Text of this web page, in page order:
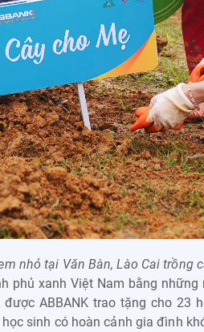
nhỏ tại Văn Bàn, Lào Cai trồng
phủ xanh Việt Nam bằng
ABBANK trao tặng cho
sinh có hoàn cảnh gia đình